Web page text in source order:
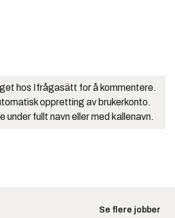
hos Ifrågasätt for å kommentere.
oppretting av brukerkonto.
under fullt navn eller med kallenavn.
Se flere jobber